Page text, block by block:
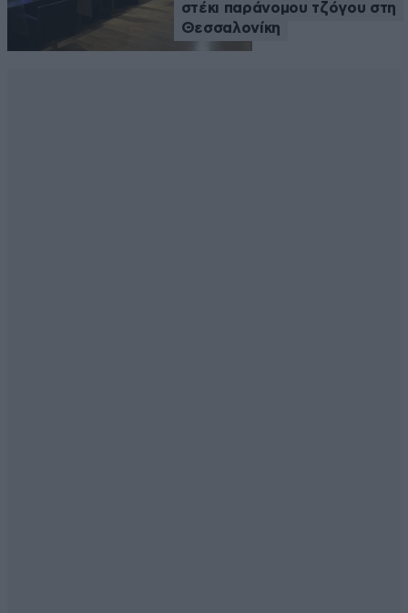
στέκι παράνομου τζόγου στη
Θεσσαλονίκη